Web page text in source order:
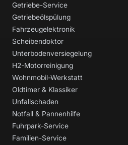
Getriebe-Service
Getriebeölspülung
Fahrzeugelektronik
Scheibendoktor
Unterbodenversiegelung
H2-Motorreinigung
Wohnmobil-Werkstatt
Oldtimer & Klassiker
Unfallschaden
Notfall & Pannenhilfe
Fuhrpark-Service
Familien-Service